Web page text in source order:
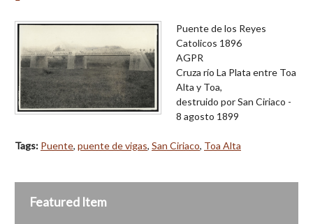
Puente de los Reyes
Catolicos 1896
AGPR
Cruza río La Plata entre Toa
Alta y Toa,
destruido por San Ciriaco -
8 agosto 1899
Tags: Puente, puente de vigas, San Ciriaco, Toa Alta
Featured Item